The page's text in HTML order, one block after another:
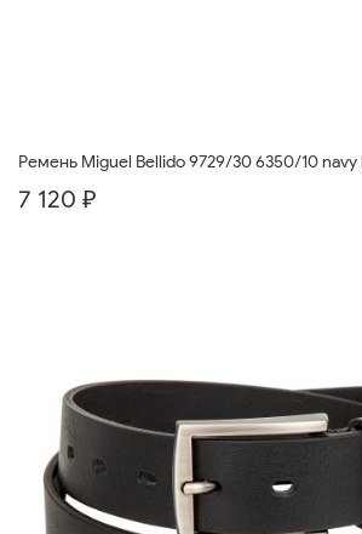
Ремень Miguel Bellido 9729/30 6350/10 navy
7 120 ₽